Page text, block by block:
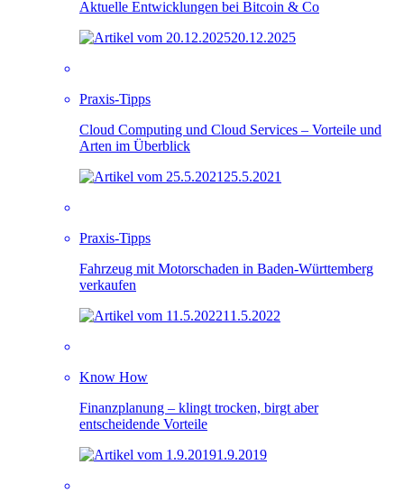
Aktuelle Entwicklungen bei Bitcoin & Co
20.12.2025
Praxis-Tipps
Cloud Computing und Cloud Services – Vorteile und
Arten im Überblick
25.5.2021
Praxis-Tipps
Fahrzeug mit Motorschaden in Baden-Württemberg
verkaufen
11.5.2022
Know How
Finanzplanung – klingt trocken, birgt aber
entscheidende Vorteile
1.9.2019